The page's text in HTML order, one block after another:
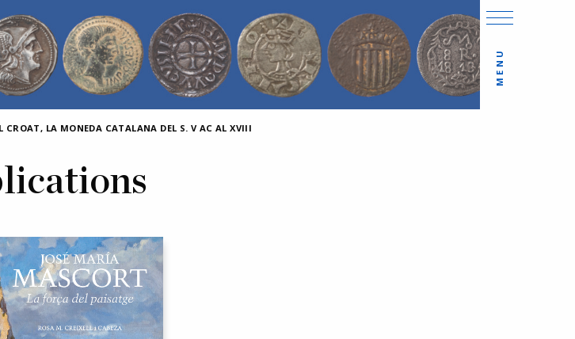
MENU
CROAT, LA MONEDA CATALANA DEL S. V AC AL XVIII